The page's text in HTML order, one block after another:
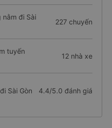
nằm đi Sài
227 chuyến
tuyến
12 nhà xe
Sài Gòn 4.4/5.0 đánh giá